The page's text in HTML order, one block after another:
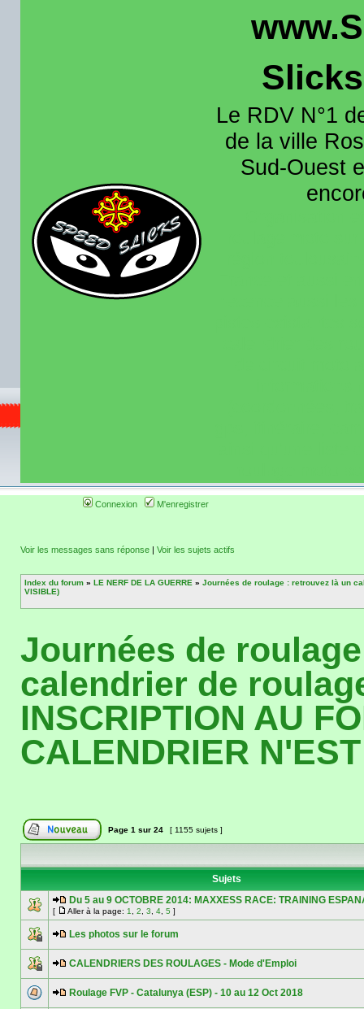
Le RDV N°1
de la ville
Sud-Ouest
Connexion M'enregistrer
Voir les messages sans réponse | Voir les sujets actifs
Index du forum » LE NERF DE LA GUERRE » Journées de roulage : retrouvez là un
VISIBLE)
Journées de
calendrier de
INSCRIPTION AU
CALENDRIER
Page 1 sur 24 [ 1155 sujets ]
Sujets
Du 5 au 9 OCTOBRE 2014: MAXXESS RACE: TRAINING
[ Aller à la page: 1 2 3 4 5 ]
Les photos sur le forum
CALENDRIERS DES ROULAGES - Mode d'Emploi
Roulage FVP - Catalunya (ESP) - 10 au 12 Oct 2018